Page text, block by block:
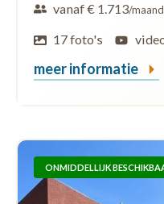
vanaf € 1.713/maand
17 foto's
meer informatie
ONMIDDELLIJK